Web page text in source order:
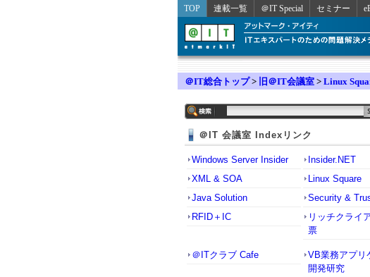
TOP 連載一覧 ＠IT Special セミナー
＠IT総合トップ> 旧＠IT会議室 > Linux
＠IT 会議室 Indexリンク
Windows Server Insider Insider.NET
XML & SOA
Linux Square
Java Solution
Security &
RFID＋IC
リッチクライ
票
＠ITクラブ Cafe
VB業務アプリ
開発研究